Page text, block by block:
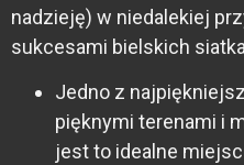
nadzieję) w niedalekiej
sukcesami bielskich
Jedno z
pięknymi terenami i
jest to idealne